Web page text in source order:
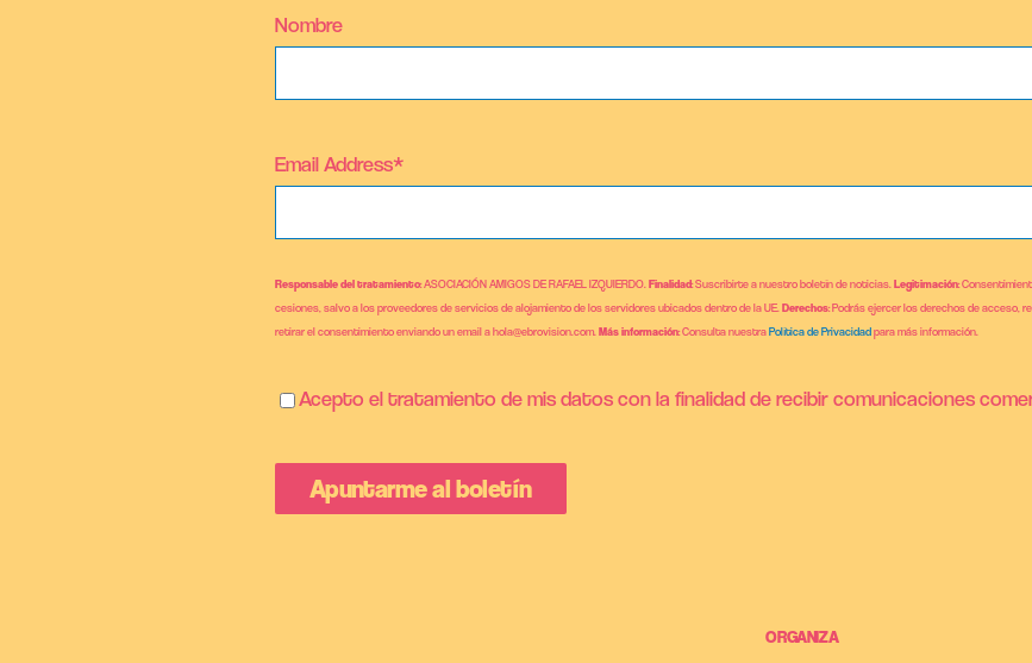
Nombre
Email Address*
Responsable del tratamiento: ASOCIACIÓN AMIGOS DE RAFAEL IZQUIERDO. Finalidad: Suscribirte a nuestro boletín de noticias. Legitimación:
cesiones, salvo a los proveedores de servicios de alojamiento de los servidores ubicados dentro de la UE. Derechos: Podrás ejercer los derechos de acceso,
retirar el consentimiento enviando un email a hola@ebrovision.com. Más información: Consulta nuestraPolítica de Privacidadpara más información.
Acepto el tratamiento de mis datos con la finalidad de recibir comunicaciones
ORGANIZA